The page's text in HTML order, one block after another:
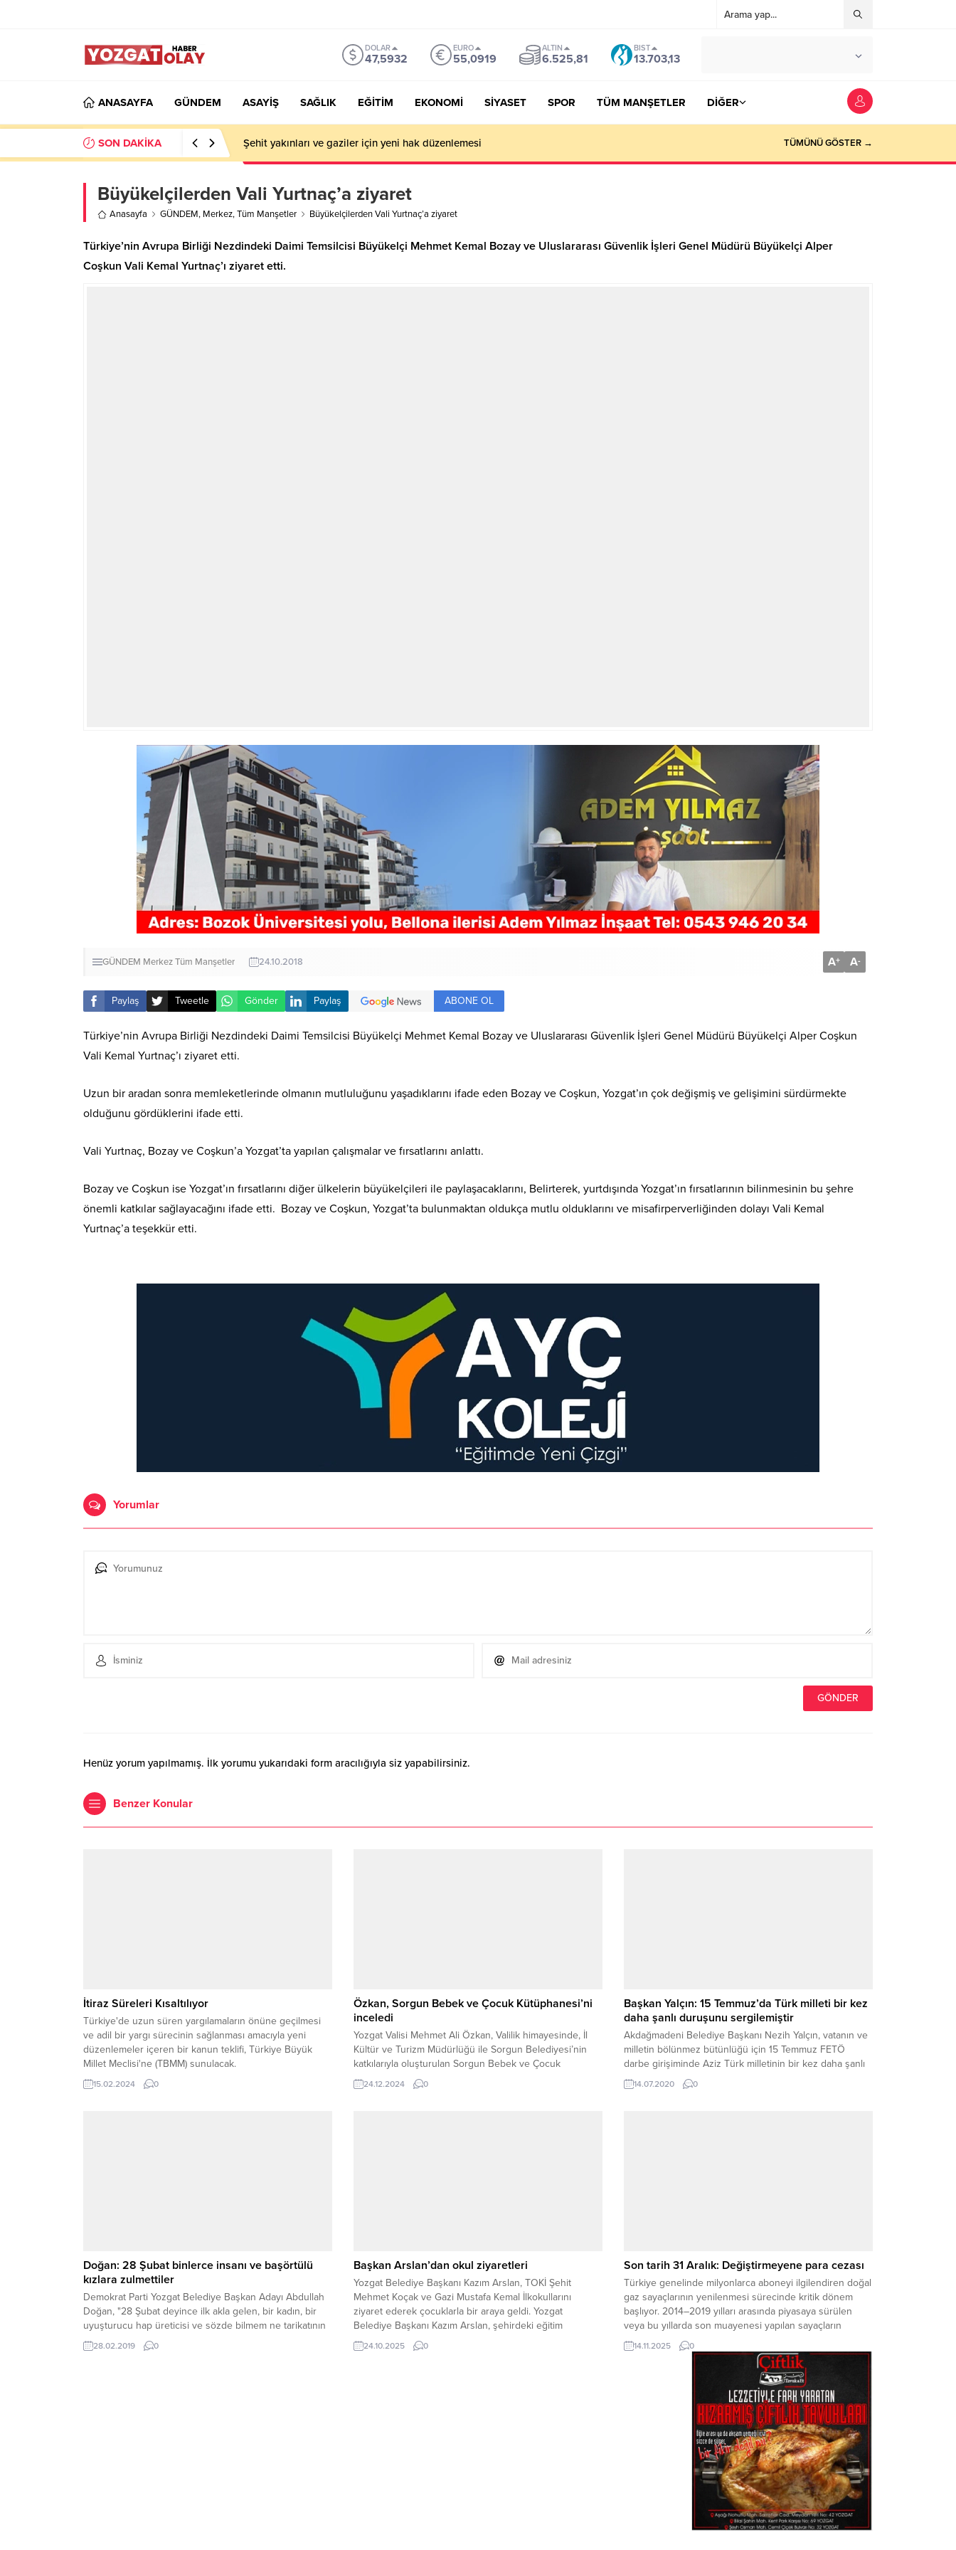
DOLAR
47,5932
EURO
55,0919
ALTIN
6.525,81
BIST
13.703,13
ANASAYFA GÜNDEM ASAYİŞ SAĞLIK EĞİTİM EKONOMİ SİYASET SPOR TÜM MANŞETLER DİĞER
SON DAKİKA Şehit yakınları ve gaziler için yeni hak düzenlemesi TÜMÜNÜ GÖSTER →
Büyükelçilerden Vali Yurtnaç’a ziyaret
Anasayfa GÜNDEM, Merkez,Tüm Manşetler Büyükelçilerden Vali Yurtnaç’a ziyaret
Türkiye’nin Avrupa Birliği Nezdindeki Daimi Temsilcisi Büyükelçi Mehmet Kemal Bozay ve Uluslararası Güvenlik İşleri Genel Müdürü Büyükelçi Alper
Coşkun Vali Kemal Yurtnaç’ı ziyaret etti.
GÜNDEM MerkezTüm Manşetler 24.10.2018 A+ A-
Paylaş Tweetle Gönder Paylaş ABONE OL
Türkiye’nin Avrupa Birliği Nezdindeki Daimi Temsilcisi Büyükelçi Mehmet Kemal Bozay ve Uluslararası Güvenlik İşleri Genel Müdürü Büyükelçi Alper Coşkun
Vali Kemal Yurtnaç’ı ziyaret etti.
Uzun bir aradan sonra memleketlerinde olmanın mutluluğunu yaşadıklarını ifade eden Bozay ve Coşkun, Yozgat’ın çok değişmiş ve gelişimini sürdürmekte
olduğunu gördüklerini ifade etti.
Vali Yurtnaç, Bozay ve Coşkun’a Yozgat’ta yapılan çalışmalar ve fırsatlarını anlattı.
Bozay ve Coşkun ise Yozgat’ın fırsatlarını diğer ülkelerin büyükelçileri ile paylaşacaklarını, Belirterek, yurtdışında Yozgat’ın fırsatlarının bilinmesinin bu şehre
önemli katkılar sağlayacağını ifade etti. Bozay ve Coşkun, Yozgat’ta bulunmaktan oldukça mutlu olduklarını ve misafirperverliğinden dolayı Vali Kemal
Yurtnaç’a teşekkür etti.
Yorumlar
Henüz yorum yapılmamış. İlk yorumu yukarıdaki form aracılığıyla siz yapabilirsiniz.
Benzer Konular
İtiraz Süreleri Kısaltılıyor
Türkiye'de uzun süren yargılamaların önüne geçilmesi
ve adil bir yargı sürecinin sağlanması amacıyla yeni
düzenlemeler içeren bir kanun teklifi, Türkiye Büyük
Millet Meclisi'ne (TBMM) sunulacak.
15.02.2024 0
Özkan, Sorgun Bebek ve Çocuk Kütüphanesi’ni
inceledi
Yozgat Valisi Mehmet Ali Özkan, Valilik himayesinde, İl
Kültür ve Turizm Müdürlüğü ile Sorgun Belediyesi’nin
katkılarıyla oluşturulan Sorgun Bebek ve Çocuk
Kütüphanesi’nde incelemelerde bulundu. Kısa süre
içerisinde hizmete girmesi planlanan kütüphanede, 0-6
24.12.2024 0
Başkan Yalçın: 15 Temmuz’da Türk milleti bir kez
daha şanlı duruşunu sergilemiştir
Akdağmadeni Belediye Başkanı Nezih Yalçın, vatanın ve
milletin bölünmez bütünlüğü için 15 Temmuz FETÖ
darbe girişiminde Aziz Türk milletinin bir kez daha şanlı
duruşunu sergilediğini söyledi.
14.07.2020 0
Doğan: 28 Şubat binlerce insanı ve başörtülü
kızlara zulmettiler
Demokrat Parti Yozgat Belediye Başkan Adayı Abdullah
Doğan, "28 Şubat deyince ilk akla gelen, bir kadın, bir
uyuşturucu hap üreticisi ve sözde bilmem ne tarikatının
lideri. Algı yönetimi budur. Sosyal dezenformik iletişim
mühendisliği budur. Böylece inananları rencide ettiler;
28.02.2019 0
Başkan Arslan’dan okul ziyaretleri
Yozgat Belediye Başkanı Kazım Arslan, TOKİ Şehit
Mehmet Koçak ve Gazi Mustafa Kemal İlkokullarını
ziyaret ederek çocuklarla bir araya geldi. Yozgat
Belediye Başkanı Kazım Arslan, şehirdeki eğitim
faaliyetlerini desteklemek amacıyla TOKİ Şehit Mehmet
Koçak ve Gazi Mustafa Kemal İlkokullarını ziyaret etti.
24.10.2025 0
Son tarih 31 Aralık: Değiştirmeyene para cezası
Türkiye genelinde milyonlarca aboneyi ilgilendiren doğal
gaz sayaçlarının yenilenmesi sürecinde kritik dönem
başlıyor. 2014–2019 yılları arasında piyasaya sürülen
veya bu yıllarda son muayenesi yapılan sayaçların
kullanım süresi 31 Aralık 2025 tarihinde doluyor.
Belirtilen tarihe kadar sayaçlarını yenilemeyen abonelere
ise Sanayi ve Teknoloji Bakanlığı tarafından para cezası
uygulanacak. BAŞVURULAR İL MÜDÜRLÜKLERİNE...
14.11.2025 0